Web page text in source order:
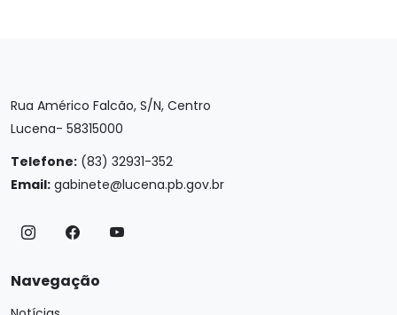
Rua Américo Falcão, S/N, Centro
Lucena- 58315000
Telefone: (83) 32931-352
Email: gabinete@lucena.pb.gov.br
Navegação